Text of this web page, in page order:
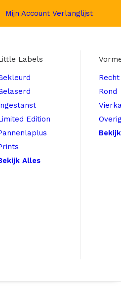
Mijn Account Verlanglijst
Labels
Edition
Alles
Recht
Rond